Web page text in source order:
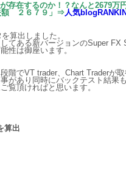
存在するのか！？なんと2679万
額 ２６７９」⇒人気
を算出しました。
てある新バージョンのSuper
性は御座います。
階でVT trader、Chart Traderが
があり同時にバックテスト結果
覧頂ければと思います。
算出